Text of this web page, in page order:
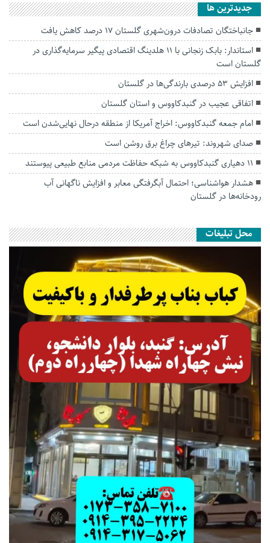
جديدترين ها
جانباختگان تصادفات درون‌شهری گلستان ۱۷ درصد کاهش یافت
استاندار: بابک زنجانی با ۱۱ هلدینگ اقتصادی پیگیر سرمایه‌گذاری در
گلستان است
افزایش ۵۳ درصدی بارندگی‌ها در گلستان
اتفاقی عجیب در‌ گنبدکاووس و استان گلستان
امام جمعه گنبدکاووس: اخراج آمریکا از منطقه درحال نهایی‌شدن است
صدای شهروند: تیرهای چراغ برق روشن است
۱۱ دهیاری گنبدکاووس به شبکه حفاظت مردمی منابع طبیعی پیوستند
هشدار هواشناسی؛ احتمال آبگرفتگی معابر و افزایش ناگهانی آب
رودخانه‌ها در گلستان
محل تبلیغات